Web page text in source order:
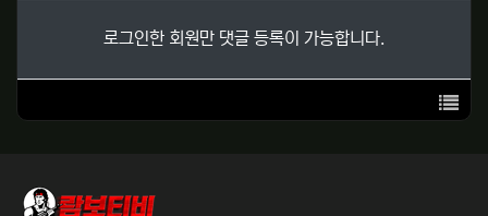
로그인한 회원만 댓글 등록이 가능합니다.
목록